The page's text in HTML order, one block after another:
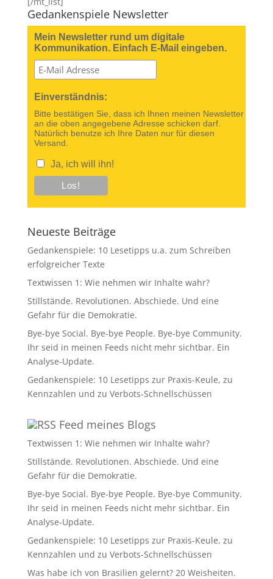
Gedankenspiele Newsletter
Mein Newsletter rund um digitale
Kommunikation. Einfach E-Mail eingeben.
Einverständnis:
Bitte bestätigen Sie, dass ich Ihnen meinen Newsletter
an die oben angegebene Adresse schicken darf.
Natürlich benutze ich Ihre Daten nur für diesen
Versand.
Ja, ich will ihn!
Neueste Beiträge
Gedankenspiele: 10 Lesetipps u.a. zum Schreiben
erfolgreicher Texte
Textwissen 1: Wie nehmen wir Inhalte wahr?
Stillstände. Revolutionen. Abschiede. Und eine
Gefahr für die Demokratie.
Bye-bye Social. Bye-bye People. Bye-bye Community.
Ihr seid in meinen Feeds nicht mehr sichtbar. Ein
Analyse-Update.
Gedankenspiele: 10 Lesetipps zur Praxis-Keule, zu
Kennzahlen und zu Verbots-Schnellschüssen
Feed meines Blogs
Textwissen 1: Wie nehmen wir Inhalte wahr?
Stillstände. Revolutionen. Abschiede. Und eine
Gefahr für die Demokratie.
Bye-bye Social. Bye-bye People. Bye-bye Community.
Ihr seid in meinen Feeds nicht mehr sichtbar. Ein
Analyse-Update.
Gedankenspiele: 10 Lesetipps zur Praxis-Keule, zu
Kennzahlen und zu Verbots-Schnellschüssen
Was habe ich von Brasilien gelernt? 20 Weisheiten.